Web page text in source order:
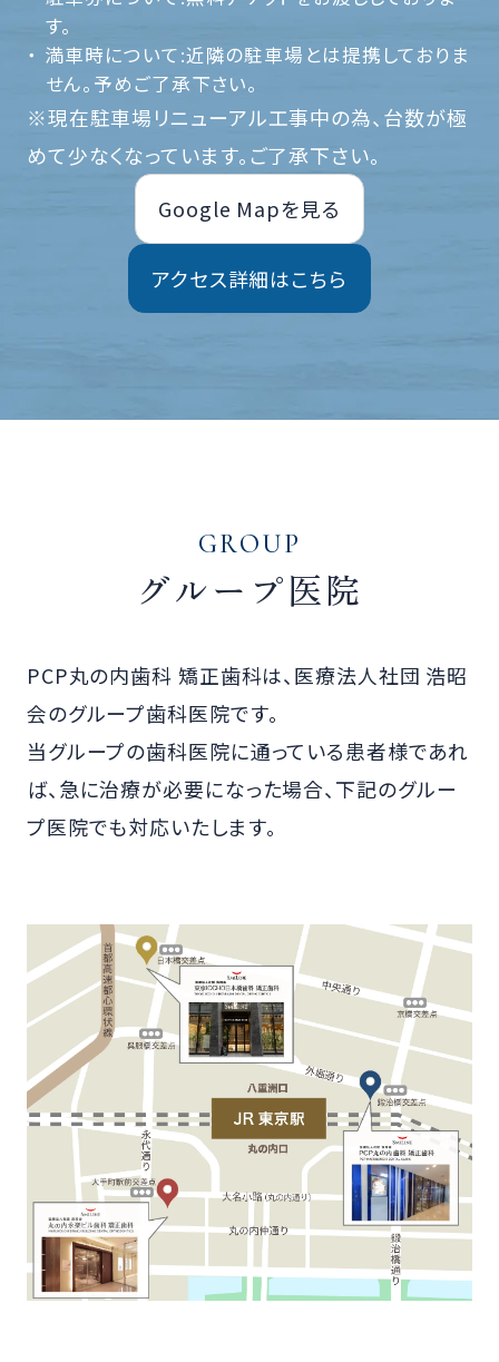
す。
満車時について:近隣の駐車場とは提携しておりま
せん。予めご了承下さい。
※現在駐車場リニューアル工事中の為、台数が極
めて少なくなっています。ご了承下さい。
Google Mapを見る
アクセス詳細はこちら
GROUP
グループ医院
PCP丸の内歯科 矯正歯科は、医療法人社団 浩昭
会のグループ歯科医院です。
当グループの歯科医院に通っている患者様であれ
ば、急に治療が必要になった場合、下記のグルー
プ医院でも対応いたします。